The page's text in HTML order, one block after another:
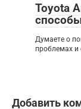
Toyota
Думаете о
проблемах и
Добавить